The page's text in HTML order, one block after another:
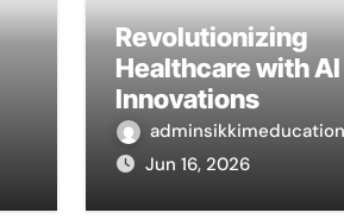
Revolutionizing
Healthcare with AI
Innovations
adminsikkimeducation
Jun 16, 2026